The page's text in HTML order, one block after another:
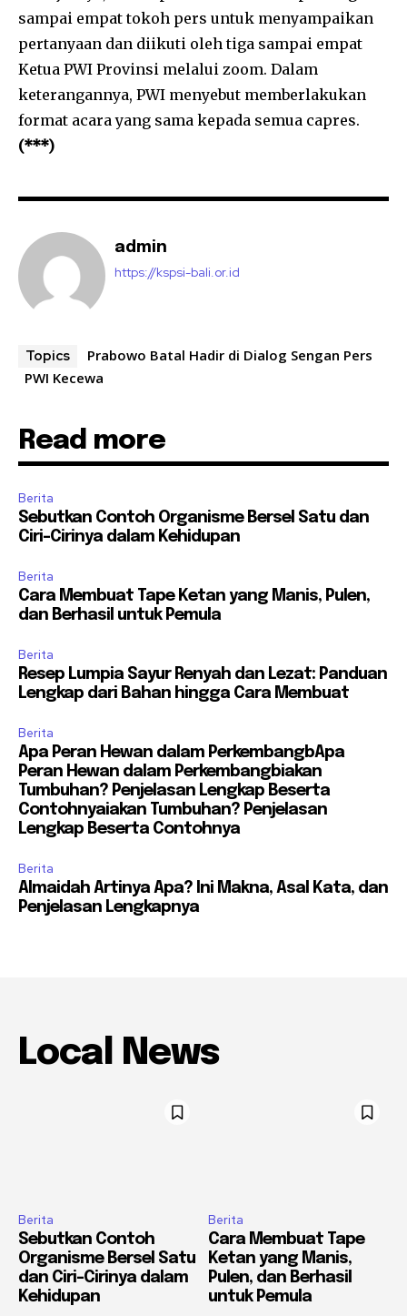
sampai empat tokoh pers untuk menyampaikan
pertanyaan dan diikuti oleh tiga sampai empat
Ketua PWI Provinsi melalui zoom. Dalam
keterangannya, PWI menyebut memberlakukan
format acara yang sama kepada semua capres.
(***)
admin
https://kspsi-bali.or.id
Topics
Prabowo Batal Hadir di Dialog Sengan Pers
PWI Kecewa
Read more
Berita
Sebutkan Contoh Organisme Bersel Satu dan
Ciri-Cirinya dalam Kehidupan
Berita
Cara Membuat Tape Ketan yang Manis, Pulen,
dan Berhasil untuk Pemula
Berita
Resep Lumpia Sayur Renyah dan Lezat: Panduan
Lengkap dari Bahan hingga Cara Membuat
Berita
Apa Peran Hewan dalam PerkembangbApa
Peran Hewan dalam Perkembangbiakan
Tumbuhan? Penjelasan Lengkap Beserta
Contohnyaiakan Tumbuhan? Penjelasan
Lengkap Beserta Contohnya
Berita
Almaidah Artinya Apa? Ini Makna, Asal Kata, dan
Penjelasan Lengkapnya
Local News
Berita
Sebutkan Contoh
Organisme Bersel Satu
dan Ciri-Cirinya dalam
Kehidupan
Berita
Cara Membuat Tape
Ketan yang Manis,
Pulen, dan Berhasil
untuk Pemula